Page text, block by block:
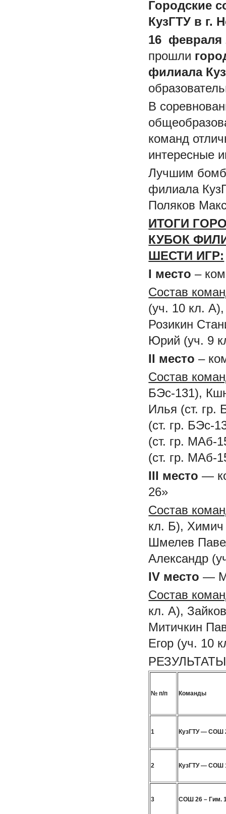
Городские
КузГТУ в г.
16 февраля
прошли
филиала
В
команд
интересные
Лучшим
филиала
Поляков
ИТОГИ
КУБОК
ШЕСТИ ИГР:
I место –
Состав
(уч. 10 кл.
Розикин
Юрий (уч. 9
II место –
Состав
БЭс-131),
Илья (ст. гр.
(ст. гр. БЭс-
(ст. гр. МАб-
(ст. гр. МАб-
III место —
26»
Состав
кл. Б), Химич
Шмелев
Александр
IV место —
Состав
кл. А),
Митичкин
Егор (уч. 10
№ п/п Команды
1 КузГТУ — СОШ
2 КузГТУ — СОШ
3 СОШ 26 – Гим.